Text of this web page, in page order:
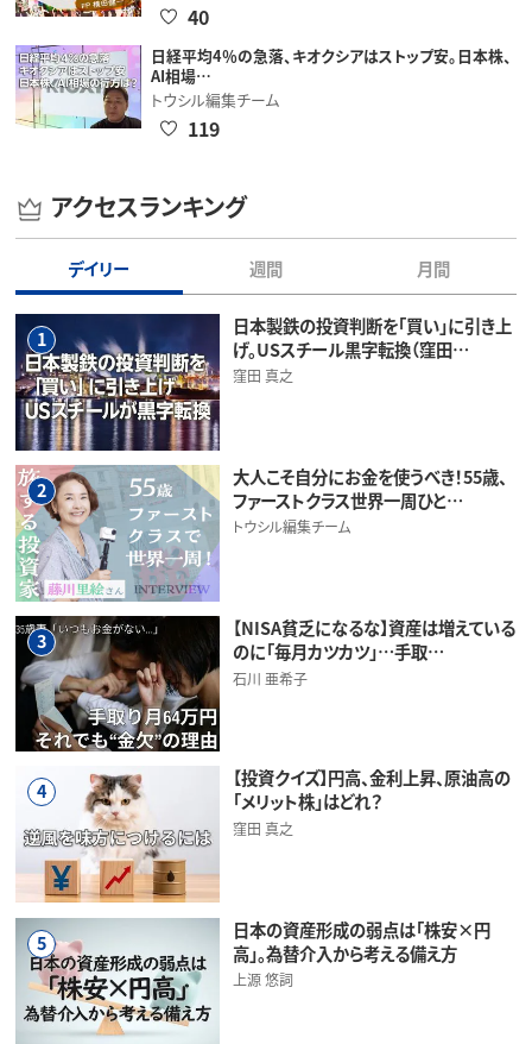
40
日経平均4％の急落、キオクシアはストップ安。日本株、
AI相場…
トウシル編集チーム
119
アクセスランキング
デイリー 週間 月間
1
日本製鉄の投資判断を「買い」に引き上
げ。USスチール黒字転換（窪田…
窪田 真之
2
大人こそ自分にお金を使うべき！55歳、
ファーストクラス世界一周ひと…
トウシル編集チーム
3
【NISA貧乏になるな】資産は増えている
のに「毎月カツカツ」…手取…
石川 亜希子
4
【投資クイズ】円高、金利上昇、原油高の
「メリット株」はどれ？
窪田 真之
5
日本の資産形成の弱点は「株安×円
高」。為替介入から考える備え方
上源 悠詞